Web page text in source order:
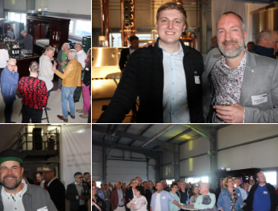
GVO MITGLIEDERVERSAMMLUNG &
HERBSTTREFF // 19.11.2025
20.11.2025